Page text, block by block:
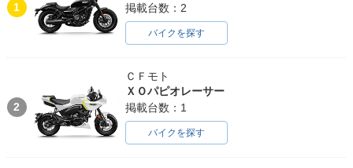
1
掲載台数：2
バイクを探す
2
ＣＦモト
ＸＯパピオレーサー
掲載台数：1
バイクを探す